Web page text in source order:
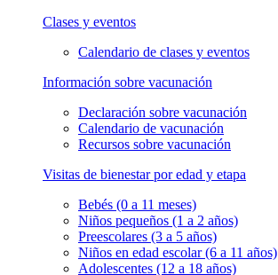
Clases y eventos
Calendario de clases y eventos
Información sobre vacunación
Declaración sobre vacunación
Calendario de vacunación
Recursos sobre vacunación
Visitas de bienestar por edad y etapa
Bebés (0 a 11 meses)
Niños pequeños (1 a 2 años)
Preescolares (3 a 5 años)
Niños en edad escolar (6 a 11 años)
Adolescentes (12 a 18 años)